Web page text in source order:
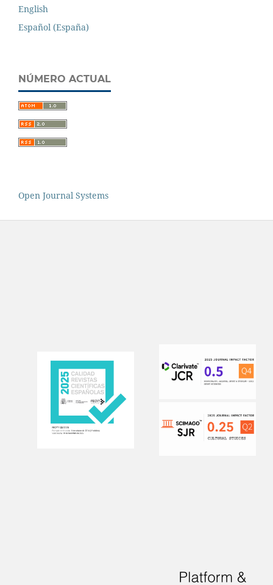
English
Español (España)
NÚMERO ACTUAL
Open Journal Systems